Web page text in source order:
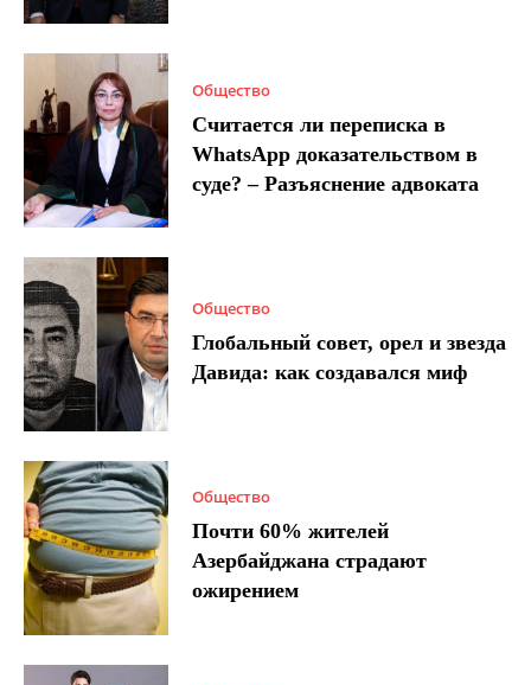
Общество
Считается ли переписка в
WhatsApp доказательством в
суде? – Разъяснение адвоката
Общество
Глобальный совет, орел и звезда
Давида: как создавался миф
Общество
Почти 60% жителей
Азербайджана страдают
ожирением